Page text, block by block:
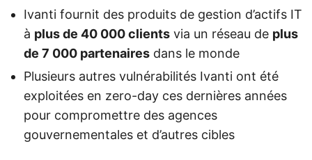
Ivanti fournit des produits de gestion d’actifs IT
à plus de 40 000 clients via un réseau de plus
de 7 000 partenaires dans le monde
Plusieurs autres vulnérabilités Ivanti ont été
exploitées en zero-day ces dernières années
pour compromettre des agences
gouvernementales et d’autres cibles